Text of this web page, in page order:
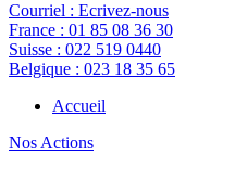
Courriel : Ecrivez-nous
France : 01 85 08 36 30
Suisse : 022 519 0440
Belgique : 023 18 35 65
Accueil
Nos Actions